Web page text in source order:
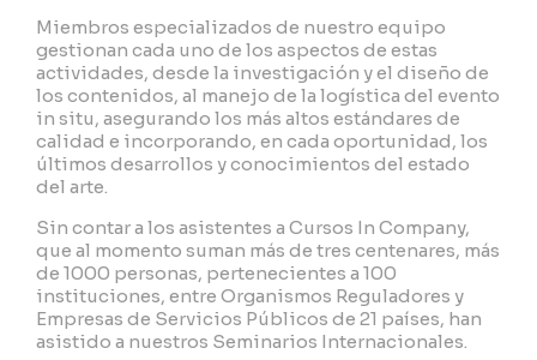
Miembros especializados de nuestro equipo
gestionan cada uno de los aspectos de estas
actividades, desde la investigación y el diseño de
los contenidos, al manejo de la logística del evento
in situ, asegurando los más altos estándares de
calidad e incorporando, en cada oportunidad, los
últimos desarrollos y conocimientos del estado
del arte.
Sin contar a los asistentes a Cursos In Company,
que al momento suman más de tres centenares, más
de 1000 personas, pertenecientes a 100
instituciones, entre Organismos Reguladores y
Empresas de Servicios Públicos de 21 países, han
asistido a nuestros Seminarios Internacionales.